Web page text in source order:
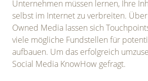
Unternehmen müssen lernen, Ihre
selbst im Internet zu verbreiten.
Owned Media lassen sich
viele mögliche Fundstellen für
aufbauen. Um das erfolgreich
Social Media KnowHow gefragt.